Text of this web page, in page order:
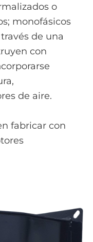
o
monofásicos
de una
con
de aire.
fabricar con